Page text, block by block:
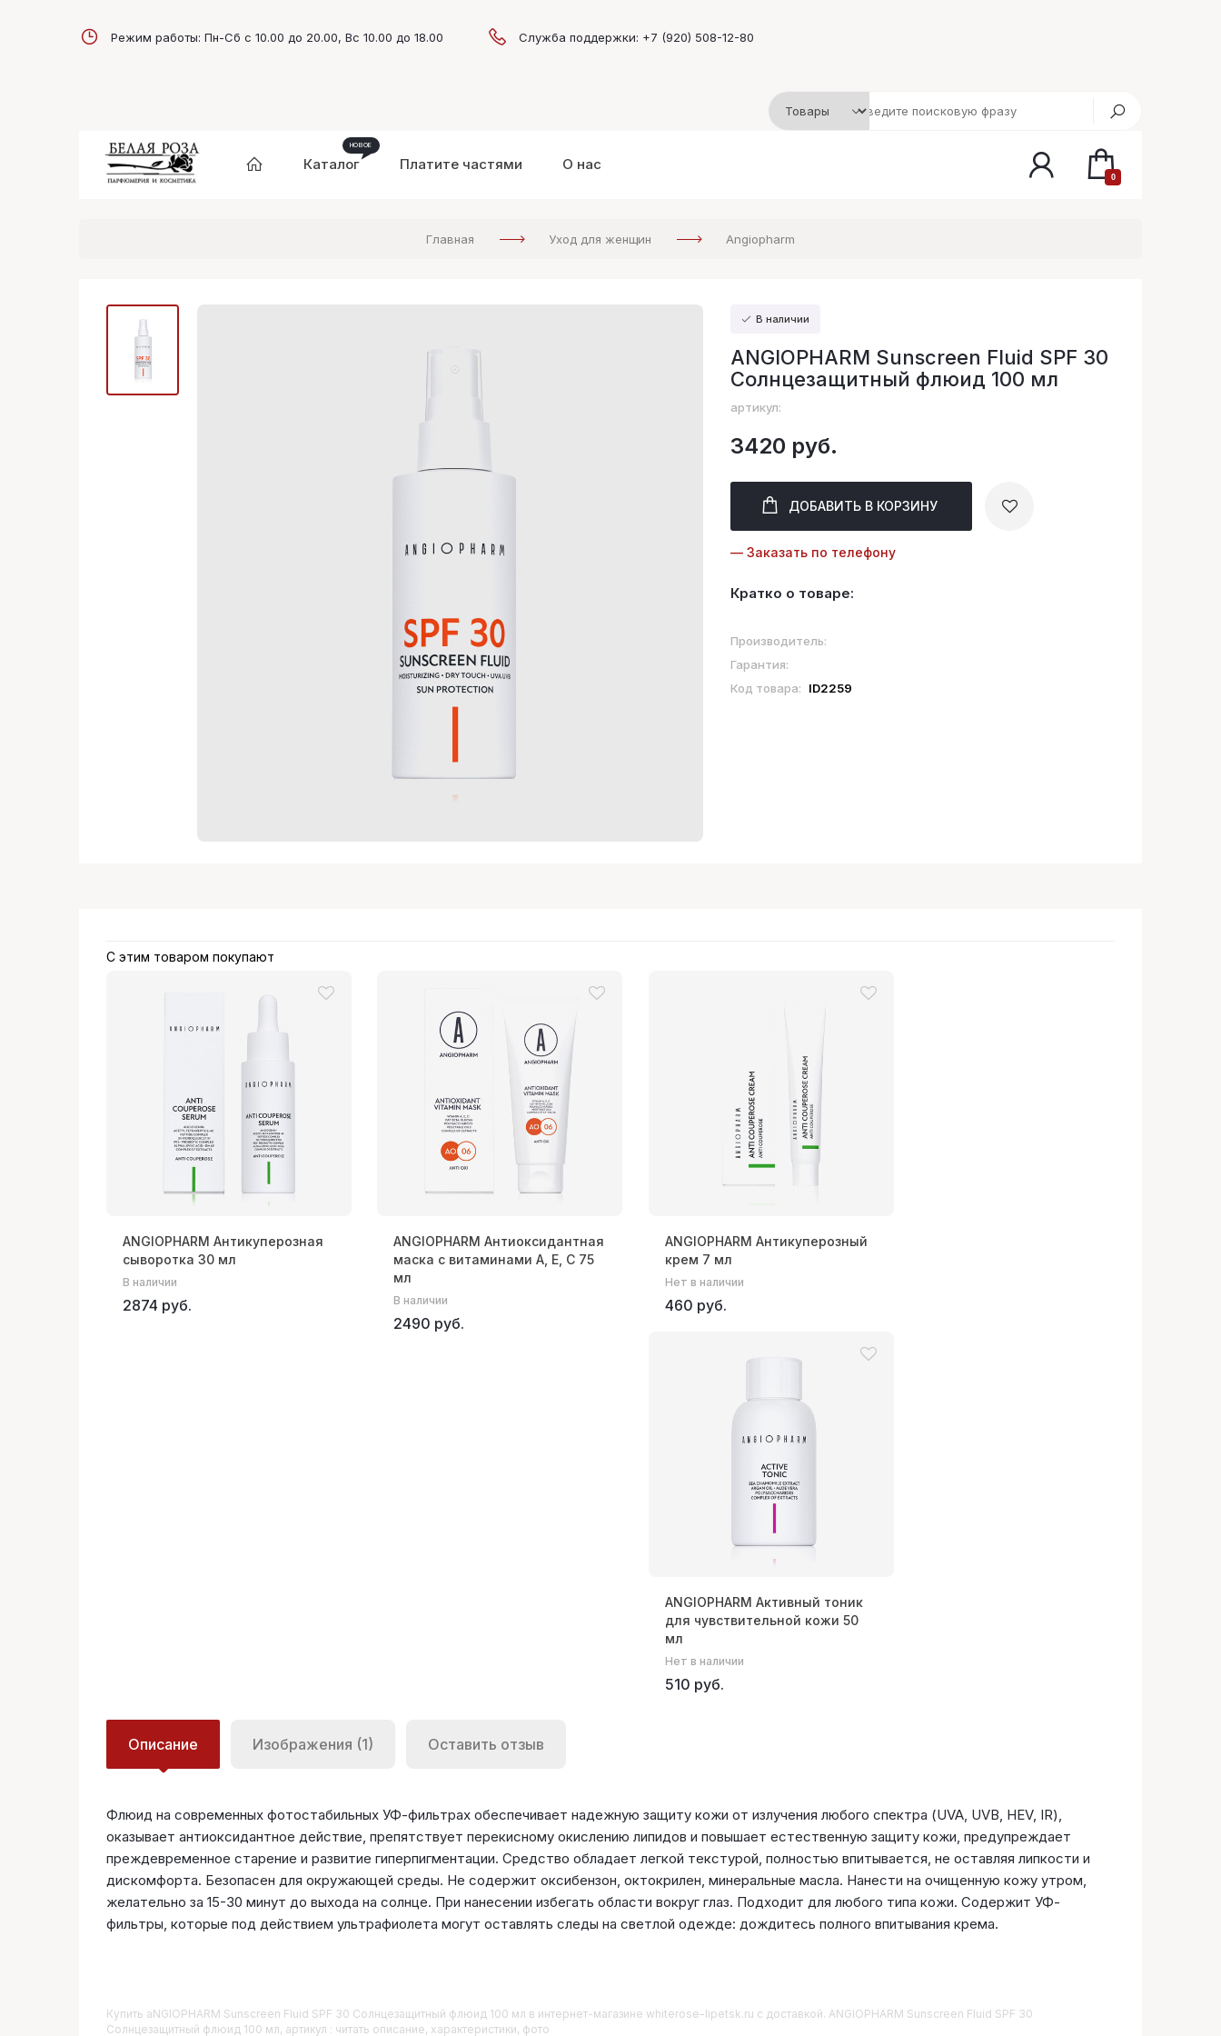
Режим работы: Пн-Сб с 10.00 до 20.00, Вс 10.00 до 18.00 Служба поддержки: +7 (920) 508-12-80
Каталог Платите частями О нас
0
Главная Уход для женщин Angiopharm
В наличии
ANGIOPHARM Sunscreen Fluid SPF 30
Солнцезащитный флюид 100 мл
артикул:
3420 руб.
ДОБАВИТЬ В КОРЗИНУ
— Заказать по телефону
Кратко о товаре:
Производитель:
Гарантия:
Код товара:
ID2259
С этим товаром покупают
ANGIOPHARM Антикуперозная
сыворотка 30 мл
В наличии
2874 руб.
ANGIOPHARM Антиоксидантная
маска с витаминами A, E, C 75
мл
В наличии
2490 руб.
ANGIOPHARM Антикуперозный
крем 7 мл
Нет в наличии
460 руб.
ANGIOPHARM Активный тоник
для чувствительной кожи 50
мл
Нет в наличии
510 руб.
Описание Изображения (1) Оставить отзыв
Флюид на современных фотостабильных УФ-фильтрах обеспечивает надежную защиту кожи от излучения любого спектра (UVA, UVB, HEV, IR),
оказывает антиоксидантное действие, препятствует перекисному окислению липидов и повышает естественную защиту кожи, предупреждает
преждевременное старение и развитие гиперпигментации. Средство обладает легкой текстурой, полностью впитывается, не оставляя липкости и
дискомфорта. Безопасен для окружающей среды. Не содержит оксибензон, октокрилен, минеральные масла. Нанести на очищенную кожу утром,
желательно за 15-30 минут до выхода на солнце. При нанесении избегать области вокруг глаз. Подходит для любого типа кожи. Содержит УФ-
фильтры, которые под действием ультрафиолета могут оставлять следы на светлой одежде: дождитесь полного впитывания крема.
Купить ANGIOPHARM Sunscreen Fluid SPF 30 Солнцезащитный флюид 100 мл в интернет-магазине whiterose-lipetsk.ru с доставкой. ANGIOPHARM Sunscreen Fluid SPF 30
Солнцезащитный флюид 100 мл, артикул : читать описание, характеристики, фото